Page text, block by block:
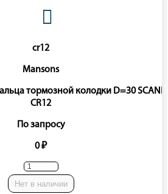
cr12
Mansons
тормозной колодки D=30
CR12
По запросу
0 ₽
Нет в наличии